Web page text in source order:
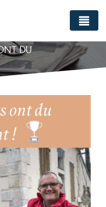
DU